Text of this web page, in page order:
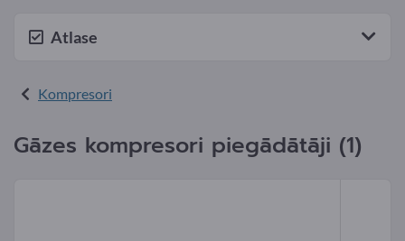
Atlase
Kompresori
Gāzes kompresori piegādātāji (1)